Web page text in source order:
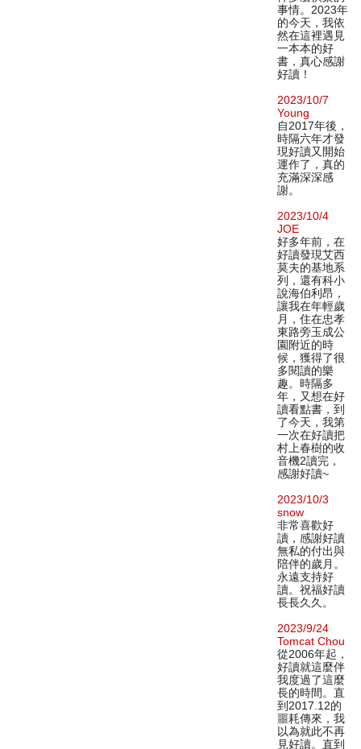
事情。2023年
的今天，我依
然在這裡遇見
一本本的好
書，真心感謝
好讀！
2023/10/7
Young
自2017年後，
時隔六年才發
現好讀又開始
運作了，真的
充滿深深感
謝。
2023/10/4
JOE
好多年前，在
好讀發現艾西
莫夫的基地系
列，還有科小
說海伯利昂，
讓我在年輕歲
月，住在忠孝
東路旁玉成公
園附近的時
候，獲得了很
多閱讀的樂
趣。時隔多
年，又想在好
讀看點書，到
了今天，我第
一次在好讀把
村上春樹的收
音機2讀完，
感謝好讀~
2023/10/3
snow
非常喜歡好
讀，感謝好讀
無私的付出與
陪伴的歲月。
永遠支持好
讀。祝福好讀
長長久久。
2023/9/24
Tomcat Chou
從2006年起，
好讀就這麼伴
我度過了這麼
長的時間。直
到2017.12的
噩耗傳來，我
以為就此不再
見好讀。直到